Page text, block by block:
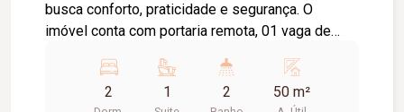
busca conforto, praticidade e segurança. O
imóvel conta com portaria remota, 01 vaga de
02 ambientes, cozinha estilo americana planejada
com armários, área de serviço conjugada e hall de
2 1 2 50 m²